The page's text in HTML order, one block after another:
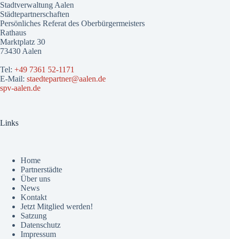
Stadtverwaltung Aalen
Städtepartnerschaften
Persönliches Referat des Oberbürgermeisters
Rathaus
Marktplatz 30
73430 Aalen
Tel: +49 7361 52-1171
E-Mail: staedtepartner@aalen.de
spv-aalen.de
Links
Home
Partnerstädte
Über uns
News
Kontakt
Jetzt Mitglied werden!
Satzung
Datenschutz
Impressum